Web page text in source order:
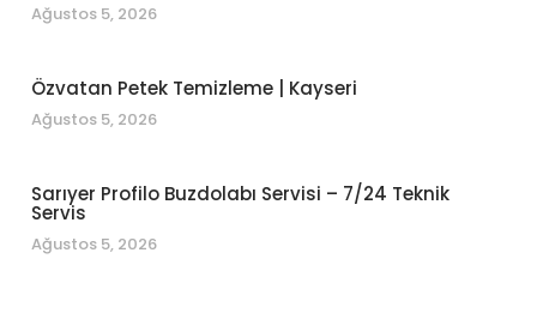
Ağustos 5, 2026
Özvatan Petek Temizleme | Kayseri
Ağustos 5, 2026
Sarıyer Profilo Buzdolabı Servisi – 7/24 Teknik
Servis
Ağustos 5, 2026